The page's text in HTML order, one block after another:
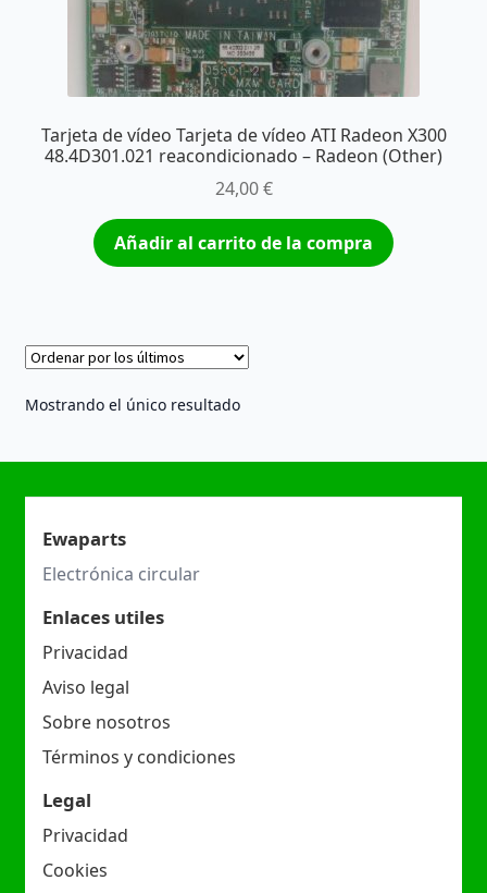
Tarjeta de vídeo Tarjeta de vídeo ATI Radeon X300
48.4D301.021 reacondicionado – Radeon (Other)
24,00€
Añadir al carrito de la compra
Mostrando el único resultado
Ewaparts
Electrónica circular
Enlaces utiles
Privacidad
Aviso legal
Sobre nosotros
Términos y condiciones
Legal
Privacidad
Cookies